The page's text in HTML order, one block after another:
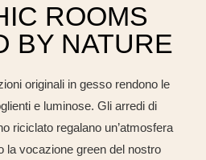
ROOMS
BY NATURE
originali in gesso rendono le
e luminose. Gli arredi di
riciclato regalano un’atmosfera
la vocazione green del nostro